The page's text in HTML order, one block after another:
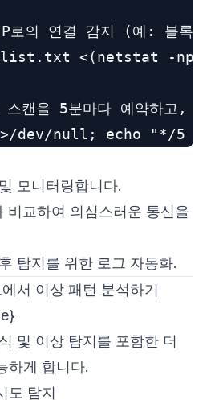
로의 연결 감지 (예: 블록리
<(netstat -
캔을 5분마다 예약하고, 날
모니터링합니다.
비교하여 의심스러운 통신을
탐지를 위한 로그 자동화.
서 이상 패턴 분석하기
및 이상 탐지를 포함한 더
하게 합니다.
도 탐지